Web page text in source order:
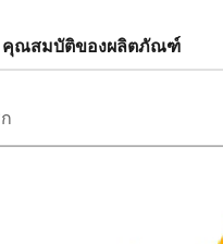
คุณสมบัติของผลิตภัณฑ์